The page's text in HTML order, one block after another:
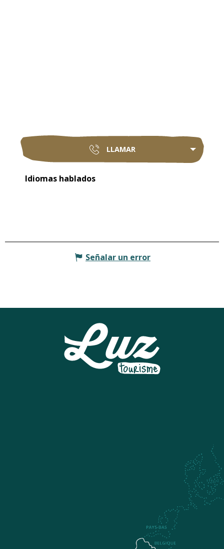
LLAMAR
Idiomas hablados
Idiomas hablados
Señalar un error